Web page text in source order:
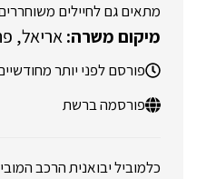
מתאים גם לחיילים
אריאל
פורסם לפני יותר
פורסמה ברשת
כלמוביל יבואנית הרכב